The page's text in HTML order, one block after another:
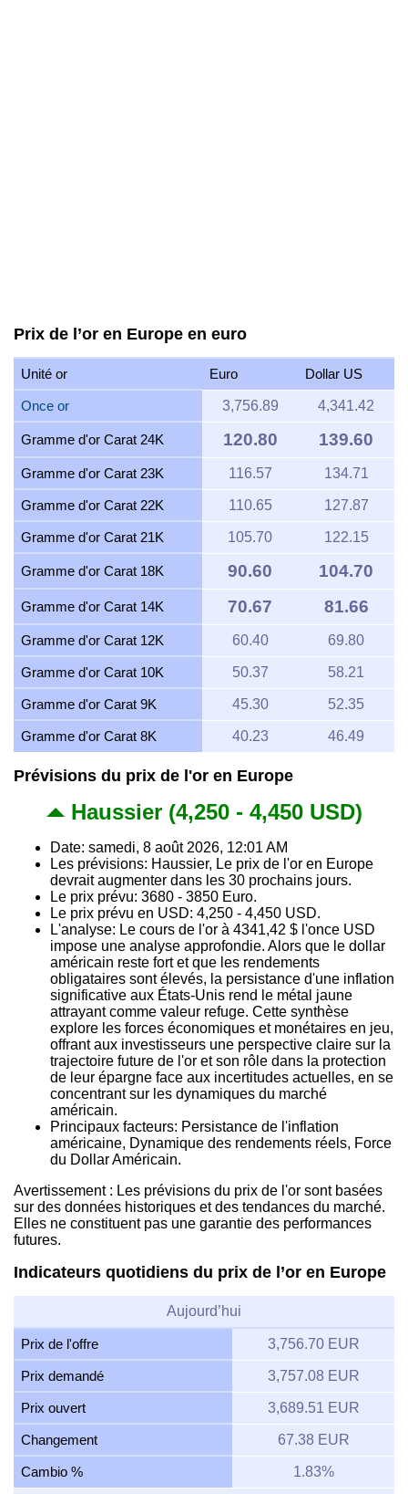
Prix de l’or en Europe en euro
Unité or Euro Dollar US
Once or 3,756.89 4,341.42
Gramme d'or Carat 24K 120.80 139.60
Gramme d'or Carat 23K 116.57 134.71
Gramme d'or Carat 22K 110.65 127.87
Gramme d'or Carat 21K 105.70 122.15
Gramme d'or Carat 18K 90.60 104.70
Gramme d'or Carat 14K 70.67 81.66
Gramme d'or Carat 12K 60.40 69.80
Gramme d'or Carat 10K 50.37 58.21
Gramme d'or Carat 9K 45.30 52.35
Gramme d'or Carat 8K 40.23 46.49
Prévisions du prix de l'or en Europe
Haussier (4,250 - 4,450 USD)
Date: samedi, 8 août 2026, 12:01 AM
Les prévisions: Haussier, Le prix de l'or en Europe
devrait augmenter dans les 30 prochains jours.
Le prix prévu: 3680 - 3850 Euro.
Le prix prévu en USD: 4,250 - 4,450 USD.
L'analyse: Le cours de l'or à 4341,42 $ l'once USD
impose une analyse approfondie. Alors que le dollar
américain reste fort et que les rendements
obligataires sont élevés, la persistance d'une inflation
significative aux États-Unis rend le métal jaune
attrayant comme valeur refuge. Cette synthèse
explore les forces économiques et monétaires en jeu,
offrant aux investisseurs une perspective claire sur la
trajectoire future de l'or et son rôle dans la protection
de leur épargne face aux incertitudes actuelles, en se
concentrant sur les dynamiques du marché
américain.
Principaux facteurs: Persistance de l'inflation
américaine, Dynamique des rendements réels, Force
du Dollar Américain.
Avertissement : Les prévisions du prix de l'or sont basées
sur des données historiques et des tendances du marché.
Elles ne constituent pas une garantie des performances
futures.
Indicateurs quotidiens du prix de l’or en Europe
Aujourd’hui
Prix de l'offre 3,756.70 EUR
Prix demandé 3,757.08 EUR
Prix ouvert 3,689.51 EUR
Changement 67.38 EUR
Cambio % 1.83%